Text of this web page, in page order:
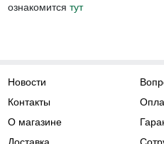
ознакомится тут
Новости
Контакты
О магазине